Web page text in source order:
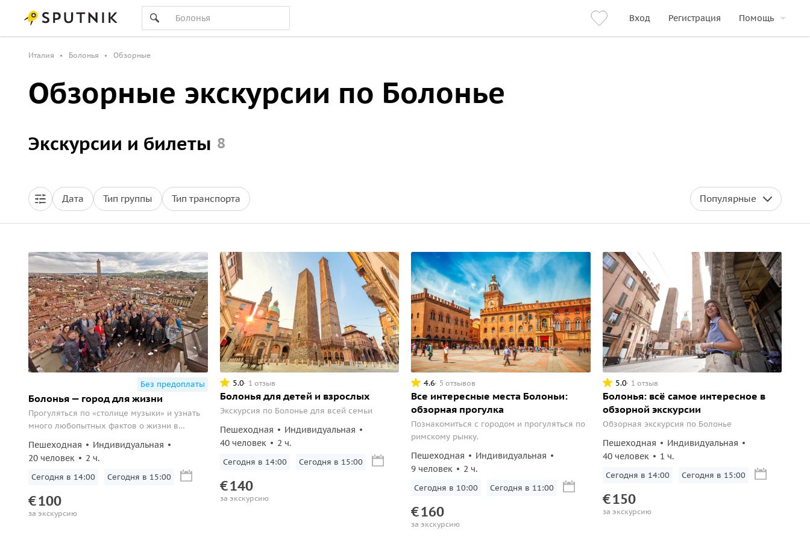
Вход Регистрация Помощь
Италия Болонья Обзорные
Обзорные экскурсии по Болонье
Экскурсии и билеты 8
Дата Тип группы Тип транспорта Популярные
Без предоплаты
Болонья — город для жизни
Прогуляться по «столице музыки» и узнать
много любопытных фактов о жизни в
Пешеходная
Индивидуальная
20 человек
2 ч.
Сегодня в 14:00 Сегодня в 15:00
€100
за экскурсию
5.0 1 отзыв
Болонья для детей и взрослых
Экскурсия по Болонье для всей семьи
Пешеходная
Индивидуальная
40 человек
2 ч.
Сегодня в 14:00 Сегодня в 15:00
€140
за экскурсию
4.6 5 отзывов
Все интересные места Болоньи:
обзорная прогулка
Познакомиться с городом и прогуляться по
римскому рынку.
Пешеходная
Индивидуальная
9 человек
2 ч.
Сегодня в 10:00 Сегодня в 11:00
€160
за экскурсию
5.0 1 отзыв
Болонья: всё самое интересное в
обзорной экскурсии
Обзорная экскурсия по Болонье
Пешеходная
Индивидуальная
40 человек
1 ч.
Сегодня в 14:00 Сегодня в 15:00
€150
за экскурсию